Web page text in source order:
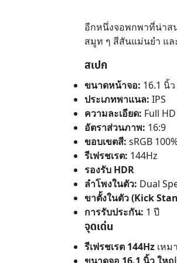
อีกหนึ่งจอพกพาที่น่าส
สมูท ๆ สีสันแม่นยำ แล
สเปก
ขนาดหน้าจอ: 16.1 นิ้ว
ประเภทพาแนล: IPS
ความละเอียด: Full
อัตราส่วนภาพ: 16:9
ขอบเขตสี: sRGB
รีเฟรชเรต: 144Hz
รองรับ HDR
ลำโพงในตัว: Dual
ขาตั้งในตัว (Kick
การรับประกัน: 1 ปี
จุดเด่น
รีเฟรชเรต 144Hz เหม